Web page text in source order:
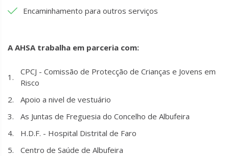
Encaminhamento para outros serviços
A AHSA trabalha em parceria com:
CPCJ - Comissão de Protecção de Crianças e Jovens em
Risco
Apoio a nivel de vestuário
As Juntas de Freguesia do Concelho de Albufeira
H.D.F. - Hospital Distrital de Faro
Centro de Saúde de Albufeira